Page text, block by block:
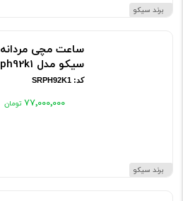
برند سیکو
برند سیکو
ساعت مچی مردانه
سیکو مدل srph92k1
کد: SRPH92K1
۷۷٬۰۰۰٬۰۰۰